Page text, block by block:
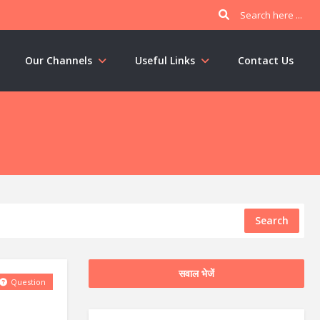
Our Channels Useful Links Contact Us
Search
Question
सवाल भेजें